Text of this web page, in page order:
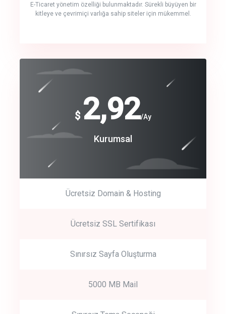
E-Ticaret yönetim özelliği bulunmaktadır. Sürekli büyüyen bir
kitleye ve çevrimiçi varlığa sahip siteler için mükemmel.
crm auto cync
track energy costs
Get Started
Start by trying our service for 30 days free trial no credit card
$ 2,92/Ay
Kurumsal
Ücretsiz Domain & Hosting
Ücretsiz SSL Sertifikası
Sınırsız Sayfa Oluşturma
5000 MB Mail
$
240
Coroprate